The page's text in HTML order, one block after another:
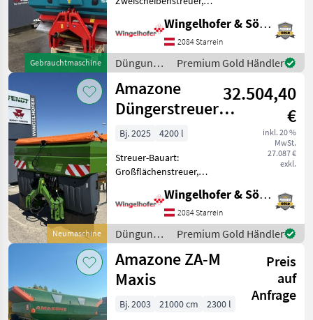
Sonstige
183
Bogballe
50
Kverneland
Vicon
34
Alle 52
anzeigen
MARKTPLATZ
Marktplatz Händlerangebote Kleinanzeigen
Gebrauchtmaschine
Streumengenverstellung -
Wiegestreuer - 3000 Liter -
klappbare Abdeckplane -
Grenzstreuvorrichtung - An
Wingelhofer & Söhne GmbH
2084 Starrein
Düngung
und
Beregnung
/ Sulky
Premium Gold Händler
Neumaschine
Amazone
Düngerstreuer
ZA-TS 4200
32.504,40
€
inkl. 20 %
MwSt.
27.087 €
exkl.
Bj. 2025
4200 l
Streuer-Bauart:
Großflächenstreuer,
Grenzstreueinrichtung,
Streumengenverstellung -
Amazone Düngerstreuer
ZA-TS 4200 - Profis-
Wiegesystem - Streuwer
Wingelhofer & Söhne GmbH
2084 Starrein
Düngung
und
Beregnung
/ Amazone
Premium Gold Händler
Amazone ZA-M
Maxis
Preis
auf
Anfrage
Bj. 2003 21000 cm
2300 l